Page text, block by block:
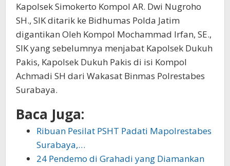
Kapolsek Simokerto Kompol AR. Dwi Nugroho
SH., SIK ditarik ke Bidhumas Polda Jatim
digantikan Oleh Kompol Mochammad Irfan, SE.,
SIK yang sebelumnya menjabat Kapolsek Dukuh
Pakis, Kapolsek Dukuh Pakis di isi Kompol
Achmadi SH dari Wakasat Binmas Polrestabes
Surabaya.
Baca Juga:
Ribuan Pesilat PSHT Padati Mapolrestabes
Surabaya,…
24 Pendemo di Grahadi yang Diamankan